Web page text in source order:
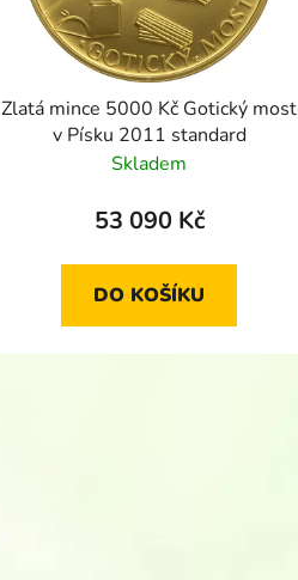
Zlatá mince 5000 Kč Gotický most
v Písku 2011 standard
Skladem
53 090 Kč
DO KOŠÍKU